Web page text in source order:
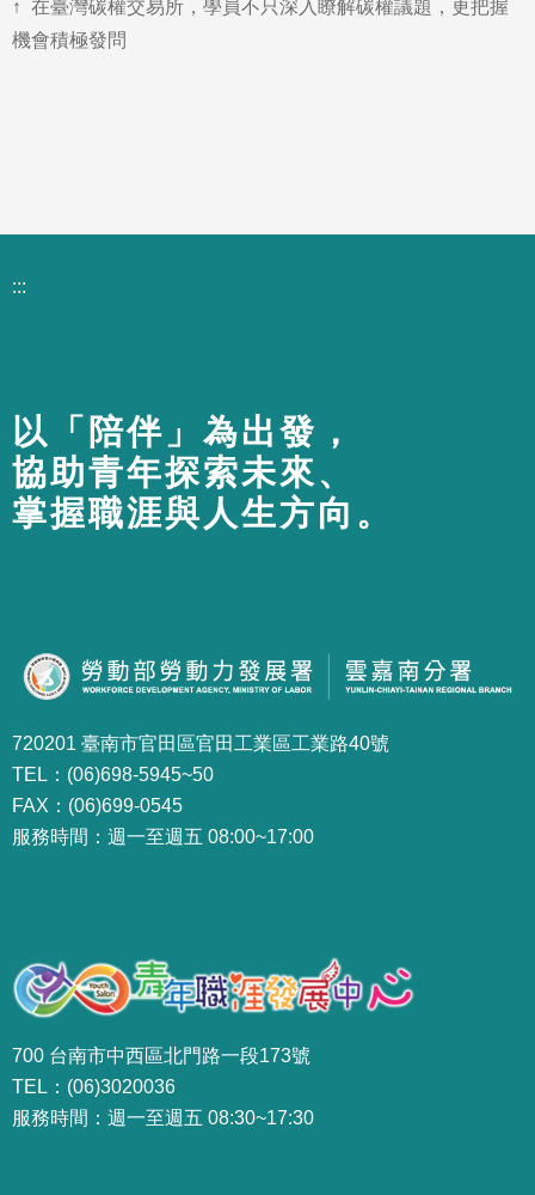
↑ 在臺灣碳權交易所，學員不只深入瞭解碳權議題，更把握
機會積極發問
:::
以「陪伴」為出發，
協助青年探索未來、
掌握職涯與人生方向。
720201 臺南市官田區官田工業區工業路40號
TEL：(06)698-5945~50
FAX：(06)699-0545
服務時間：週一至週五 08:00~17:00
700 台南市中西區北門路一段173號
TEL：(06)3020036
服務時間：週一至週五 08:30~17:30